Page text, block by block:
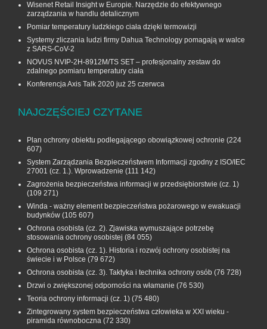
Wisenet Retail Insight w Europie. Narzędzie do efektywnego
zarządzania w handlu detalicznym
Pomiar temperatury ludzkiego ciała dzięki termowizji
Systemy zliczania ludzi firmy Dahua Technology pomagają w walce
z SARS-CoV-2
NOVUS NVIP-2H-8912M/TS SET – profesjonalny zestaw do
zdalnego pomiaru temperatury ciała
Konferencja Axis Talk 2020 już 25 czerwca
NAJCZĘŚCIEJ CZYTANE
Plan ochrony obiektu podlegającego obowiązkowej ochronie (224
607)
System Zarządzania Bezpieczeństwem Informacji zgodny z ISO/IEC
27001 (cz. 1.). Wprowadzenie (111 142)
Zagrożenia bezpieczeństwa informacji w przedsiębiorstwie (cz. 1)
(109 271)
Winda - ważny element bezpieczeństwa pożarowego w ewakuacji
budynków (105 607)
Ochrona osobista (cz. 2). Zjawiska wymuszające potrzebę
stosowania ochrony osobistej (84 055)
Ochrona osobista (cz. 1). Historia i rozwój ochrony osobistej na
świecie i w Polsce (79 672)
Ochrona osobista (cz. 3). Taktyka i technika ochrony osób (76 728)
Drzwi o zwiększonej odporności na włamanie (76 530)
Teoria ochrony informacji (cz. 1) (75 480)
Zintegrowany system bezpieczeństwa człowieka w XXI wieku -
piramida równoboczna (72 330)